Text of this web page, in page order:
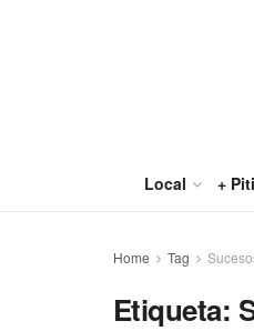
Local +
Home Tag
Etiqueta: